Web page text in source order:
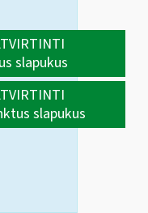
slapukus
slapukus